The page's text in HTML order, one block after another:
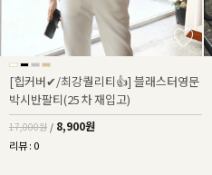
[힙커버✔/최강퀄리티👍] 블래스터영문
박시반팔티(25차 재입고)
17,000원 / 8,900원
리뷰 : 0